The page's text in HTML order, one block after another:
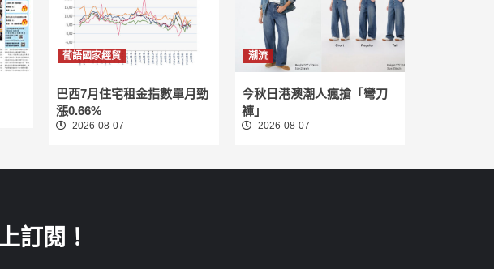
葡語國家經貿
巴西7月住宅租金指數單月勁
漲0.66%
2026-08-07
潮流
今秋日港澳潮人瘋搶「彎刀
褲」
2026-08-07
訂閱！